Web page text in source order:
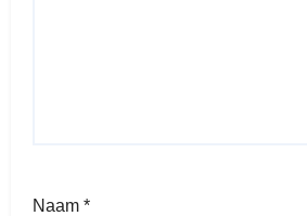
Naam *